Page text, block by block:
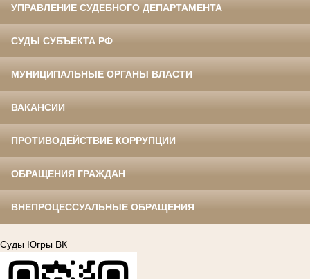
УПРАВЛЕНИЕ СУДЕБНОГО ДЕПАРТАМЕНТА
СУДЫ СУБЪЕКТА РФ
МУНИЦИПАЛЬНЫЕ ОРГАНЫ ВЛАСТИ
ВАКАНСИИ
ПРОТИВОДЕЙСТВИЕ КОРРУПЦИИ
ОБРАЩЕНИЯ ГРАЖДАН
ВНЕПРОЦЕССУАЛЬНЫЕ ОБРАЩЕНИЯ
Суды Югры ВК